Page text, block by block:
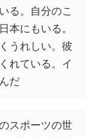
る。自分のこ
本にもいる。
うれしい。彼
れている。イ
だ
スポーツの世